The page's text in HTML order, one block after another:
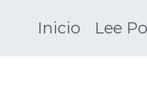
Inicio Lee